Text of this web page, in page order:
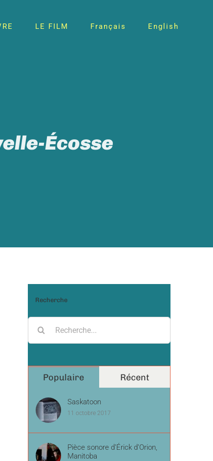
LE FILM Français English
Écosse
Recherche
Populaire Récent
Saskatoon
11 octobre 2017
Pièce sonore d’Érick d’Orion,
Manitoba